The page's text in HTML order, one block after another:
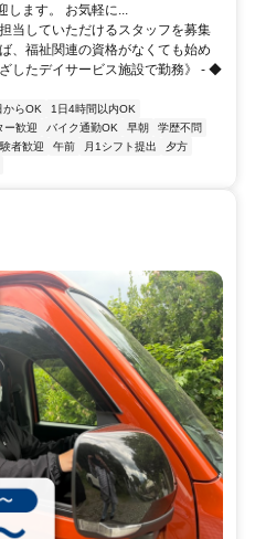
ます。 お気軽に...
当していただけるスタッフを募集
、福祉関連の資格がなくても始め
したデイサービス施設で勤務》 - ◆
からOK
1日4時間以内OK
ー歓迎 バイク通勤OK 早朝
学歴不問
者歓迎 午前 月1シフト提出
夕方